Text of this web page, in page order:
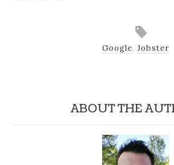
Google, Jobster
ABOUT THE